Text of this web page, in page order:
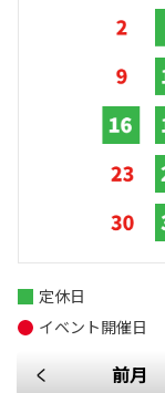
前月
定休日
イベント開催日